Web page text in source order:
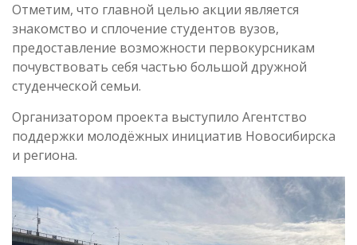
Отметим, что главной целью акции является
знакомство и сплочение студентов вузов,
предоставление возможности первокурсникам
почувствовать себя частью большой дружной
студенческой семьи.
Организатором проекта выступило Агентство
поддержки молодёжных инициатив Новосибирска
и региона.